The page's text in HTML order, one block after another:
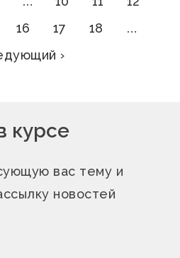
Страница
16 Страница
17 Страница
18 …
›
курсе
вас тему и
новостей